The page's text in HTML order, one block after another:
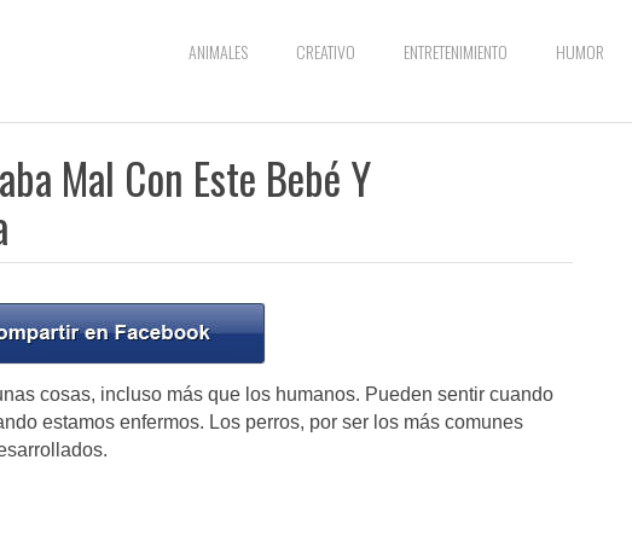
ANIMALES CREATIVO ENTRETENIMIENTO HUMOR
Mal Con Este Bebé Y
cosas, incluso más que los humanos. Pueden sentir cuando
estamos enfermos. Los perros, por ser los más comunes